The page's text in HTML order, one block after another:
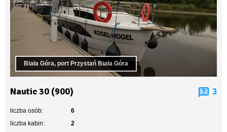
Biała Góra, port Przystań Biała Góra
Nautic 30 (900) 3
liczba osób:
6
liczba kabin:
2